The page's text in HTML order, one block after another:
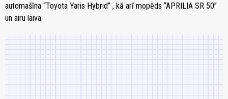
automašīna “Toyota Yaris Hybrid” , kā arī mopēds “APRILIA SR 50”
un airu laiva.